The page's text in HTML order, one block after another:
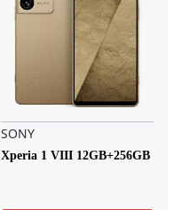
SONY
Xperia 1 VIII 12GB+256GB